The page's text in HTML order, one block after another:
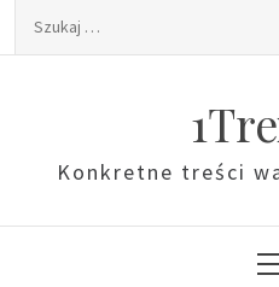
Szukaj:
Konkretne treści